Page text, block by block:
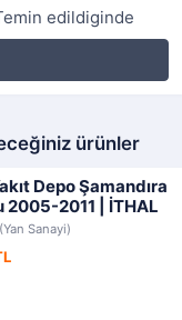
edildiginde
ürünler
Depo Şamandıra
2005-2011 | İTHAL
Sanayi)